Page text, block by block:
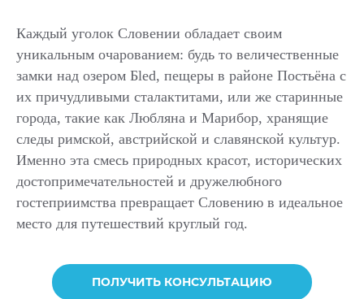
Каждый уголок Словении обладает своим
уникальным очарованием: будь то величественные
замки над озером Бled, пещеры в районе Постьёна с
их причудливыми сталактитами, или же старинные
города, такие как Любляна и Марибор, хранящие
следы римской, австрийской и славянской культур.
Именно эта смесь природных красот, исторических
достопримечательностей и дружелюбного
гостеприимства превращает Словению в идеальное
место для путешествий круглый год.
ПОЛУЧИТЬ КОНСУЛЬТАЦИЮ